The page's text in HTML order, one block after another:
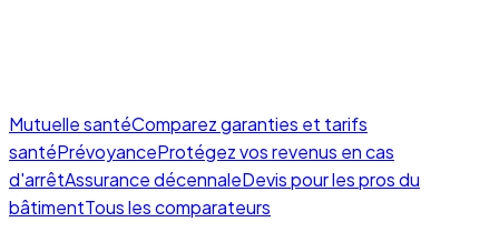
Mutuelle santéComparez garanties et tarifs
santéPrévoyanceProtégez vos revenus en cas
d'arrêtAssurance décennaleDevis pour les pros du
bâtimentTous les comparateurs